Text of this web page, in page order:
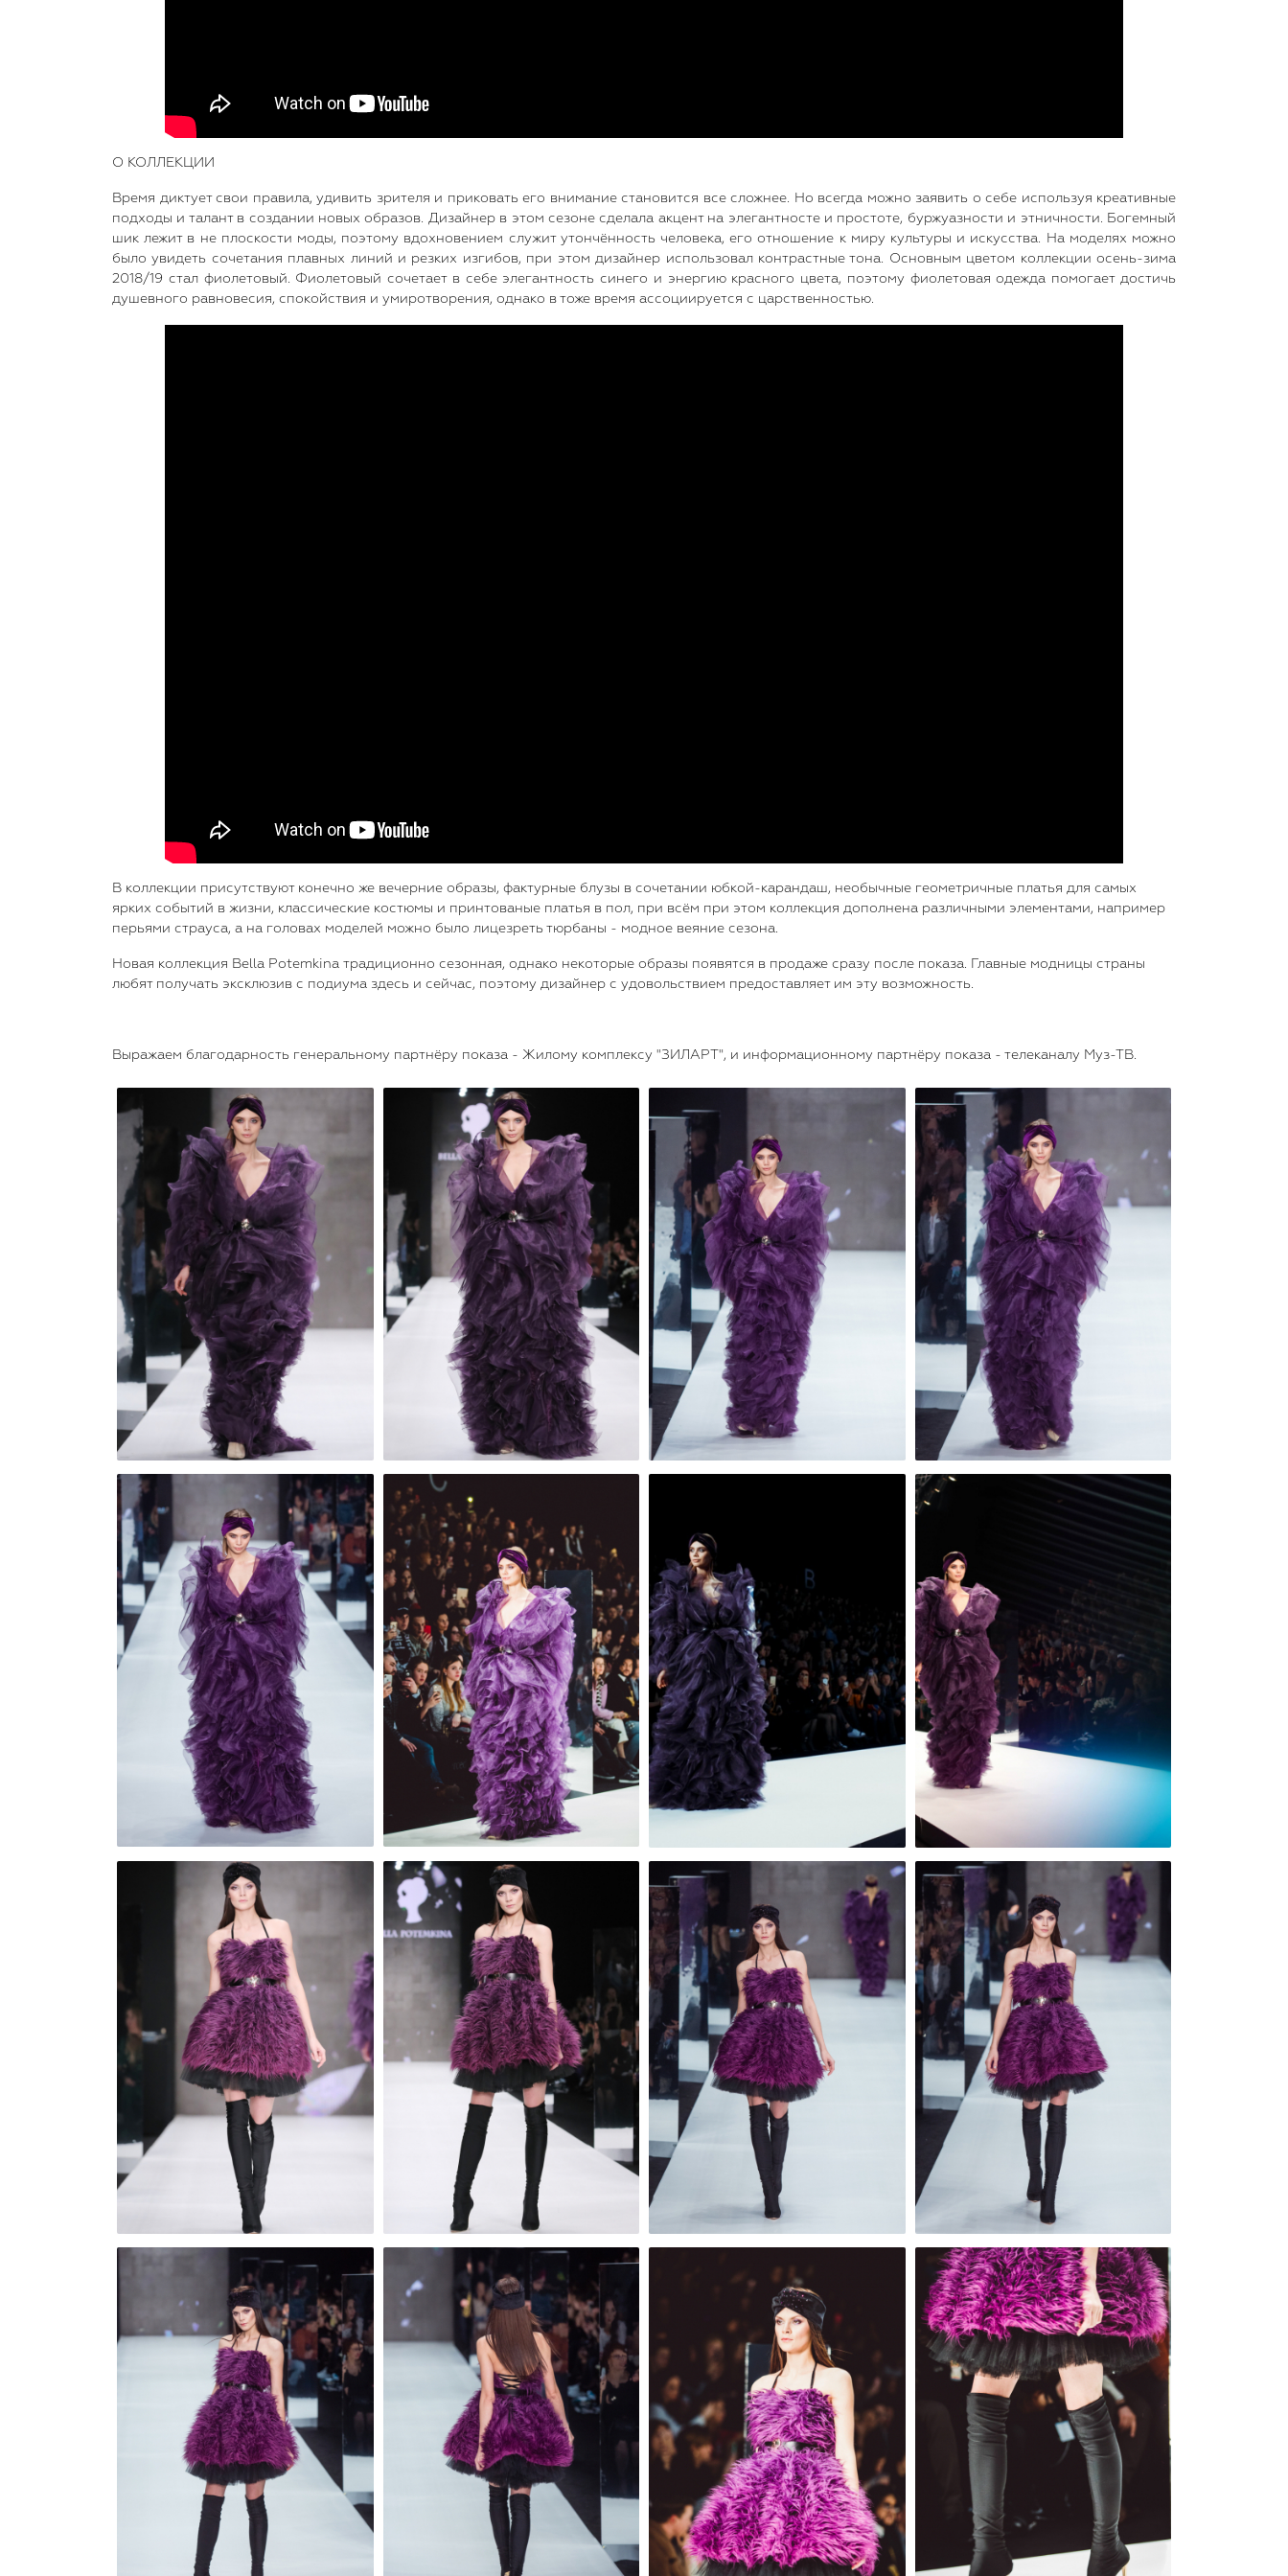
О КОЛЛЕКЦИИ
Время диктует свои правила, удивить зрителя и приковать его внимание становится все сложнее. Но всегда можно заявить о себе используя креативные
подходы и талант в создании новых образов. Дизайнер в этом сезоне сделала акцент на элегантносте и простоте, буржуазности и этничности. Богемный
шик лежит в не плоскости моды, поэтому вдохновением служит утончённость человека, его отношение к миру культуры и искусства. На моделях можно
было увидеть сочетания плавных линий и резких изгибов, при этом дизайнер использовал контрастные тона. Основным цветом коллекции осень-зима
2018/19 стал фиолетовый. Фиолетовый сочетает в себе элегантность синего и энергию красного цвета, поэтому фиолетовая одежда помогает достичь
душевного равновесия, спокойствия и умиротворения, однако в тоже время ассоциируется с царственностью.
В коллекции присутствуют конечно же вечерние образы, фактурные блузы в сочетании юбкой-карандаш, необычные геометричные платья для самых
ярких событий в жизни, классические костюмы и принтованые платья в пол, при всём при этом коллекция дополнена различными элементами, например
перьями страуса, а на головах моделей можно было лицезреть тюрбаны - модное веяние сезона.
Новая коллекция Bella Potemkina традиционно сезонная, однако некоторые образы появятся в продаже сразу после показа. Главные модницы страны
любят получать эксклюзив с подиума здесь и сейчас, поэтому дизайнер с удовольствием предоставляет им эту возможность.
Выражаем благодарность генеральному партнёру показа - Жилому комплексу "ЗИЛАРТ", и информационному партнёру показа - телеканалу Муз-ТВ.